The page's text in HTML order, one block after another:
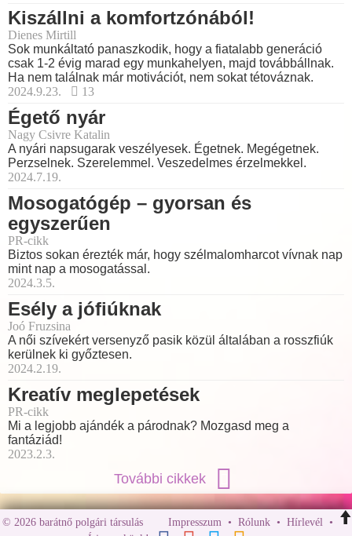
Kiszállni a komfortzónából!
Dienes Mirtill
Sok munkáltató panaszkodik, hogy a fiatalabb generáció
csak 1-2 évig marad egy munkahelyen, majd továbbállnak.
Ha nem találnak már motivációt, nem sokat tétováznak.
2024.9.23.
13
Égető nyár
Nagy Csivre Katalin
A nyári napsugarak veszélyesek. Égetnek. Megégetnek.
Perzselnek. Szerelemmel. Veszedelmes érzelmekkel.
2024.7.19.
Mosogatógép – gyorsan és
egyszerűen
PR-cikk
Biztos sokan érezték már, hogy szélmalomharcot vívnak nap
mint nap a mosogatással.
2024.3.5.
Esély a jófiúknak
Joó Fruzsina
A női szívekért versenyző pasik közül általában a rosszfiúk
kerülnek ki győztesen.
2024.2.19.
Kreatív meglepetések
PR-cikk
Mi a legjobb ajándék a párodnak? Mozgasd meg a
fantáziád!
2023.2.3.
További cikkek
© 2026 barátnő polgári társulás Impresszum• Rólunk• Hírlevél•